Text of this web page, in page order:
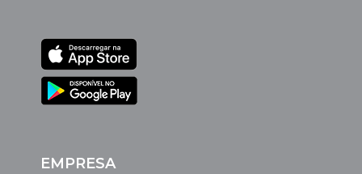
EMPRESA